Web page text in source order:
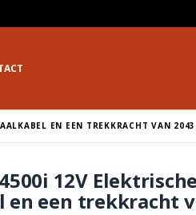
EN EEN TREKKRACHT VAN
12V
een trekkracht